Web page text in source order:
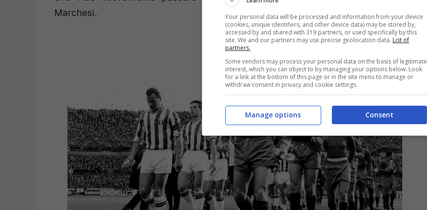
Marchesi.
Your personal data will be processed and information from your device
(cookies, unique identifiers, and other device data) may be stored by,
accessed by and shared with 319 partners, or used specifically by this
site. We and our partners may use precise geolocation data. List of
partners.
Some vendors may process your personal data on the basis of legitimate
interest, which you can object to by managing your options below. Look
for a link at the bottom of this page or in the site menu to manage or
withdraw consent in privacy and cookie settings.
Consent
Manage options